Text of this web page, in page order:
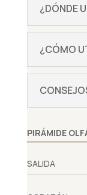
¿DÓNDE
¿CÓMO
PIRÁMIDE
SALIDA